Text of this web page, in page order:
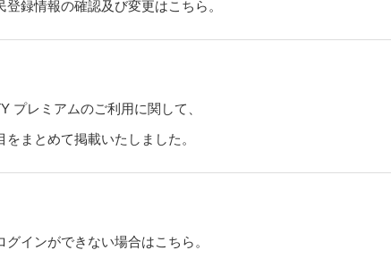
録情報の確認及び変更はこちら。
プレミアムのご利用に関して、
まとめて掲載いたしました。
インができない場合はこちら。